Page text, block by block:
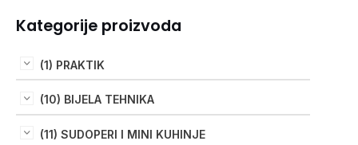
Kategorije proizvoda
(1) PRAKTIK
(10) BIJELA TEHNIKA
(11) SUDOPERI I MINI KUHINJE